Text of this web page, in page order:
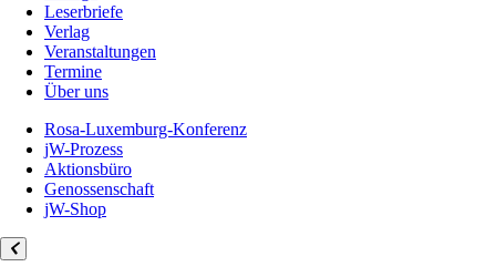
Leserbriefe
Verlag
Veranstaltungen
Termine
Über uns
Rosa-Luxemburg-Konferenz
jW-Prozess
Aktionsbüro
Genossenschaft
jW-Shop